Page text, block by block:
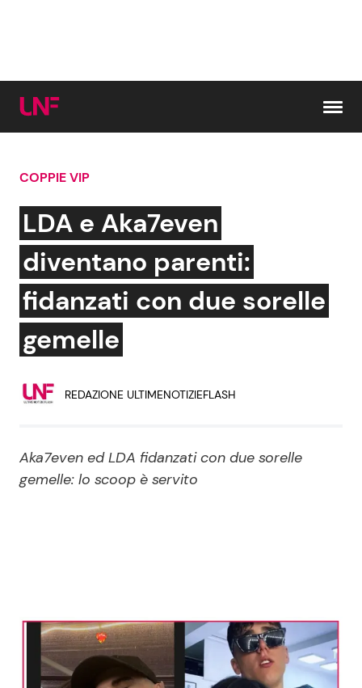
Cerca:
News e Cronaca
Attualità Italiana
Politica
Gossip e TV
Bellezze VIP
Reality e Talent
News Musica
COPPIE VIP
LDA e Aka7even
diventano parenti:
fidanzati con due sorelle
gemelle
REDAZIONE ULTIMENOTIZIEFLASH
Aka7even ed LDA fidanzati con due sorelle
gemelle: lo scoop è servito